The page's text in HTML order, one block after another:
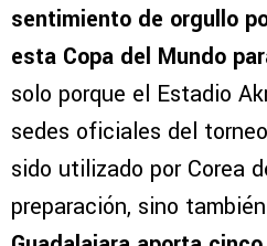
sentimiento de orgullo
esta Copa del Mundo
solo porque el Estadio
sedes oficiales del
sido utilizado por Corea
preparación, sino